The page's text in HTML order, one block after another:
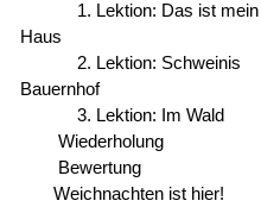
1. Lektion: Das ist mein
Haus
2. Lektion: Schweinis
Bauernhof
3. Lektion: Im Wald
Wiederholung
Bewertung
Weichnachten ist hier!